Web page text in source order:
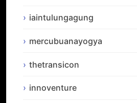
iaintulungagung
mercubuanayogya
thetransicon
innoventure